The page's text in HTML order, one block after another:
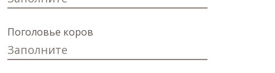
Поголовье коров